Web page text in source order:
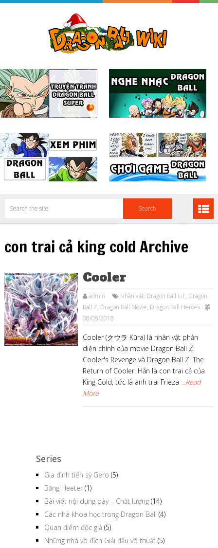
con trai cả king cold Archive
Cooler
admin Nhân vật, Dragon Ball GT, Dragon
Ball Z, Dragon Ball Movie, Dragon Ball Heroes
08/08/2018
Cooler (クウラ Kūra) là nhân vật phản
diện chính của movie Dragon Ball Z:
Cooler's Revenge và Dragon Ball Z: The
Return of Cooler. Hắn là con trai cả của
King Cold, tức là anh trai Frieza ...Read
More
Series
Gia đình tiến sỹ Gero (5)
Băng Heeter (1)
Bài viết nội dung dày – Chất lượng (14)
Các nhà khoa học trong Dragon Ball (4)
Quan điểm độc giả (5)
Những nhà vô địch Giải đấu võ thuật (5)